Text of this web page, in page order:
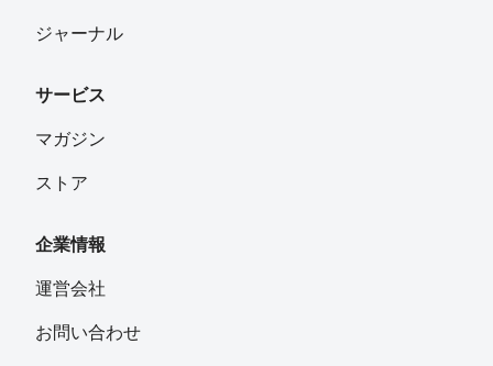
d-ueda
ジャーナル
サービス
マガジン
ストア
企業情報
運営会社
お問い合わせ